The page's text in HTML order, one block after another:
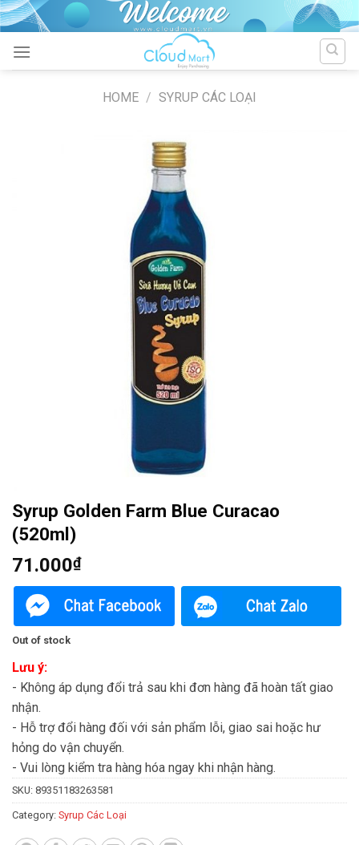
Skip
to
content
HOME / SYRUP CÁC LOẠI
Syrup Golden Farm Blue Curacao
(520ml)
71.000₫
Out of stock
Lưu ý:
- Không áp dụng đổi trả sau khi đơn hàng đã hoàn tất giao
nhận.
- Hỗ trợ đổi hàng đối với sản phẩm lỗi, giao sai hoặc hư
hỏng do vận chuyển.
- Vui lòng kiểm tra hàng hóa ngay khi nhận hàng.
SKU: 89351183263581
Category: Syrup Các Loại